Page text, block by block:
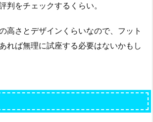
判をチェックするくらい。
高さとデザインくらいなので、フット
れば無理に試座する必要はないかもし